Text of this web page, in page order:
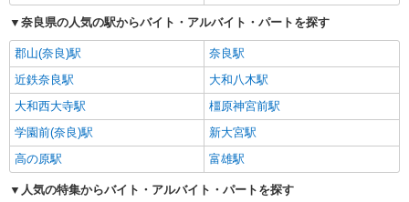
奈良県の人気の駅からバイト・アルバイト・パートを探す
郡山(奈良)駅
奈良駅
近鉄奈良駅
大和八木駅
大和西大寺駅
橿原神宮前駅
学園前(奈良)駅
新大宮駅
高の原駅
富雄駅
人気の特集からバイト・アルバイト・パートを探す